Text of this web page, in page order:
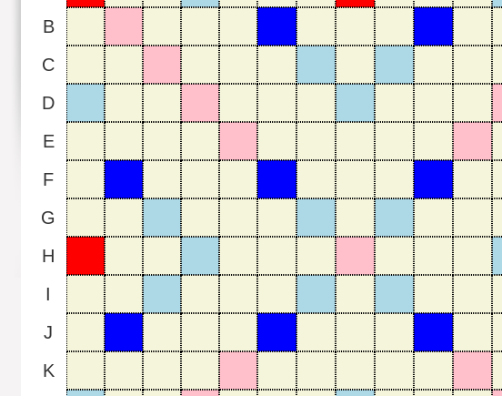
B
C
D
E
F
G
H
I
J
K